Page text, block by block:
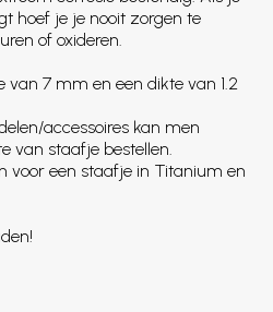
hoef je je nooit zorgen te
of oxideren.
van 7 mm en een dikte van 1.2
accessoires kan men
van staafje bestellen.
voor een staafje in Titanium en